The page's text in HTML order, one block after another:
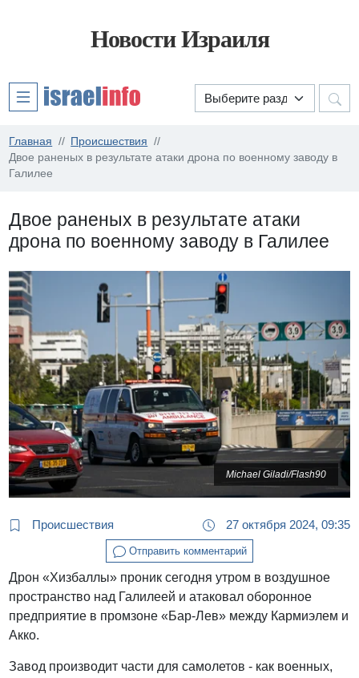
Новости Израиля
Главная
Происшествия
Двое раненых в результате атаки дрона по военному заводу в
Галилее
Двое раненых в результате атаки
дрона по военному заводу в Галилее
Michael Giladi/Flash90
Происшествия 27 октября 2024, 09:35
Отправить комментарий
Дрон «Хизбаллы» проник сегодня утром в воздушное
пространство над Галилеей и атаковал оборонное
предприятие в промзоне «Бар-Лев» между Кармиэлем и
Акко.
Завод производит части для самолетов - как военных,